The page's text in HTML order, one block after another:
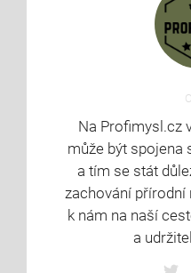
Na Profimysl.cz
může být spojena
a tím se stát
zachování přírodní
k nám na naší
a